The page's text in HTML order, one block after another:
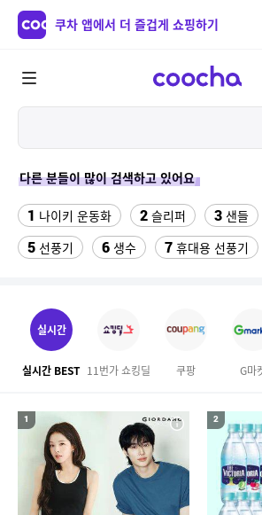
쿠차 앱에서 더 즐겁게 쇼핑하기
다른 분들이 많이 검색하고 있어요
1 나이키 운동화 2 슬리퍼 3 샌들
5 선풍기 6 생수 7 휴대용 선풍기
12 에어건 공기
14 사각팬티 트렁크
17 메가커피 18 루이까스텔 19 55
라인댄스옷
실시간
실시간 BEST 11번가 쇼킹딜 쿠팡 G마
1 2